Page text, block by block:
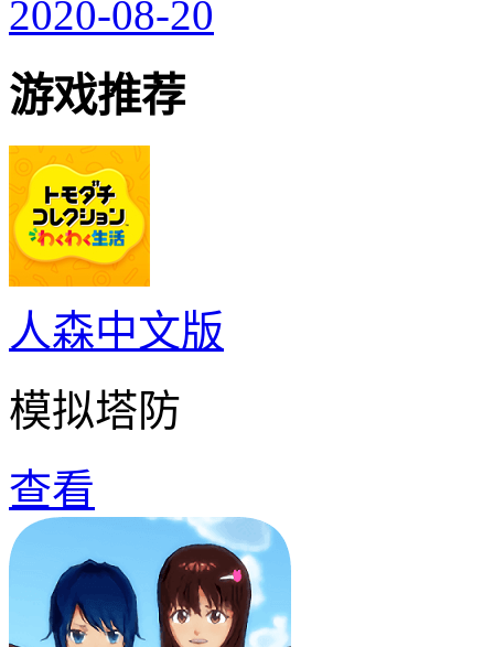
2020-08-20
游戏推荐
人森中文版
模拟塔防
查看